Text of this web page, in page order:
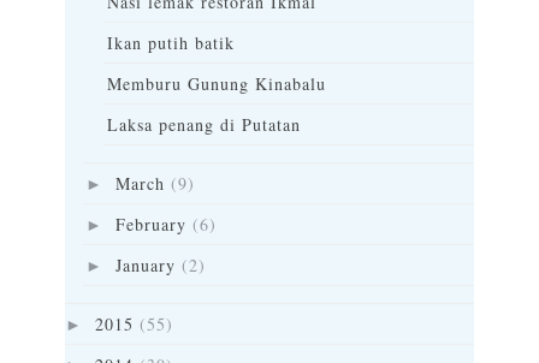
Ikan putih batik
Memburu Gunung Kinabalu
Laksa penang di Putatan
► March (9)
► February (6)
► January (2)
► 2015 (55)